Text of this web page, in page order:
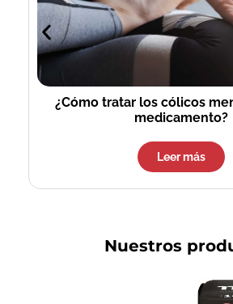
¿Cómo tratar los cólicos
medicamento?
Leer más
Nuestros